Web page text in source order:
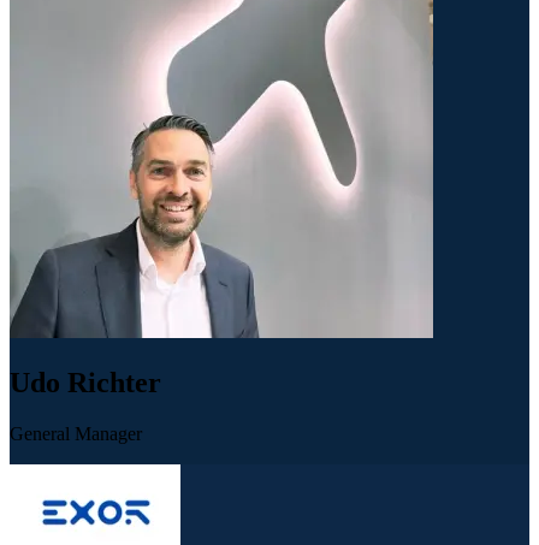
Udo Richter
General Manager